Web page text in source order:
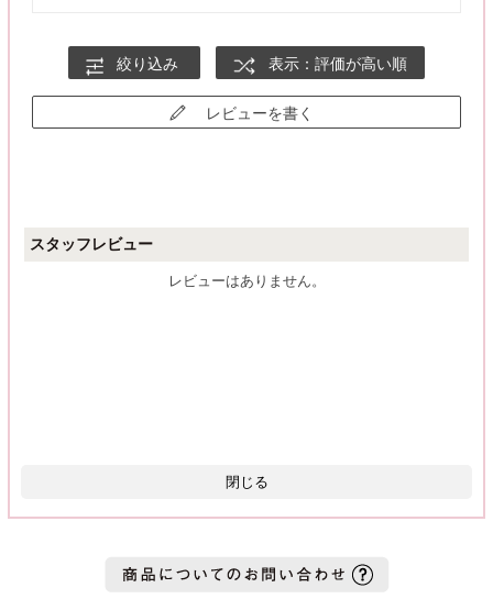
絞り込み 表示：評価が高い順
レビューを書く
スタッフレビュー
レビューはありません。
閉じる